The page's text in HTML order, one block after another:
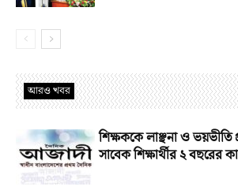
আরও খবর
শিক্ষককে লাঞ্ছনা ও ভয়ভীতি
সাবেক শিক্ষার্থীর ২ বছরের